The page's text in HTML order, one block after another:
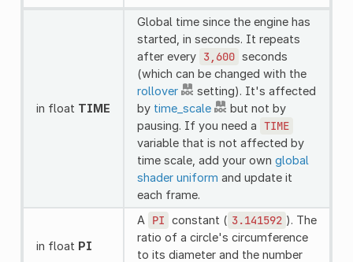
in float TIME
Global time since the engine has
started, in seconds. It repeats
after every 3,600 seconds
(which can be changed with the
rollover
setting). It's affected
by time_scale
but not by
pausing. If you need a TIME
variable that is not affected by
time scale, add your own global
shader uniform and update it
each frame.
in float PI
A PI constant ( 3.141592 ). The
ratio of a circle's circumference
to its diameter and the number